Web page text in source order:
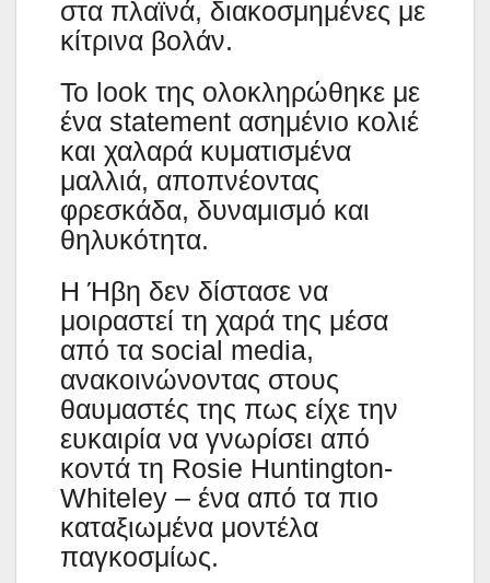
στα πλαϊνά, διακοσμημένες με
κίτρινα βολάν.
Το look της ολοκληρώθηκε με
ένα statement ασημένιο κολιέ
και χαλαρά κυματισμένα
μαλλιά, αποπνέοντας
φρεσκάδα, δυναμισμό και
θηλυκότητα.
Η Ήβη δεν δίστασε να
μοιραστεί τη χαρά της μέσα
από τα social media,
ανακοινώνοντας στους
θαυμαστές της πως είχε την
ευκαιρία να γνωρίσει από
κοντά τη Rosie Huntington-
Whiteley – ένα από τα πιο
καταξιωμένα μοντέλα
παγκοσμίως.